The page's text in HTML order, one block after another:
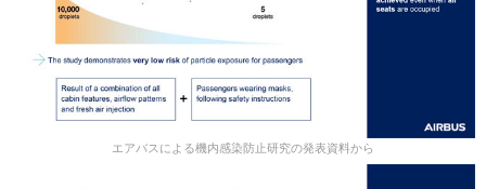
エアバスによる機内感染防止研究の発表資料から